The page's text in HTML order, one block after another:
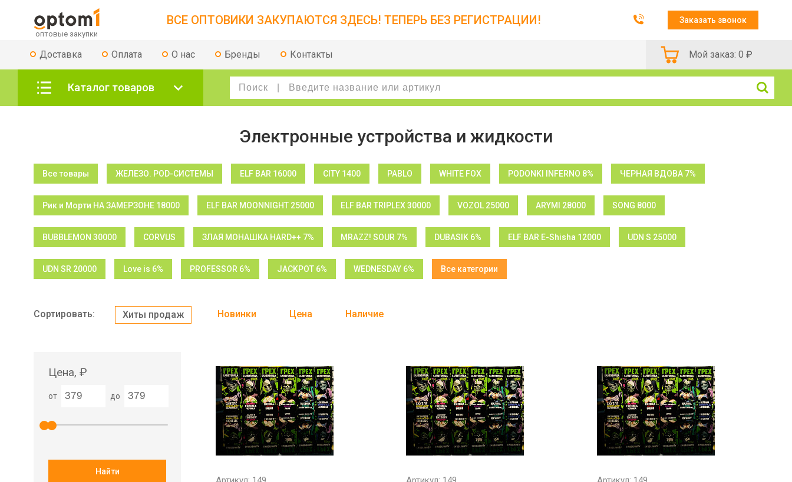
ВСЕ ОПТОВИКИ ЗАКУПАЮТСЯ ЗДЕСЬ! ТЕПЕРЬ БЕЗ РЕГИСТРАЦИИ! Заказать звонок
Доставка Оплата О нас Бренды Контакты Мой заказ: 0 ₽
Каталог товаров
Электронные устройства и жидкости
Все товары ЖЕЛЕЗО. POD-СИСТЕМЫ ELF BAR 16000 CITY 1400 PABLO WHITE FOX PODONKI INFERNO 8% ЧЕРНАЯ ВДОВА 7%
Рик и Морти НА ЗАМЕРЗОНЕ 18000 ELF BAR MOONNIGHT 25000 ELF BAR TRIPLEX 30000 VOZOL 25000 ARYMI 28000 SONG 8000
BUBBLEMON 30000 CORVUS ЗЛАЯ МОНАШКА HARD++ 7% MRAZZ! SOUR 7% DUBASIK 6% ELF BAR E-Shisha 12000 UDN S 25000
UDN SR 20000 Love is 6% PROFESSOR 6% JACKPOT 6% WEDNESDAY 6% Все категории
Сортировать: Хиты продаж Новинки Цена Наличие
Цена, ₽
от до
Найти